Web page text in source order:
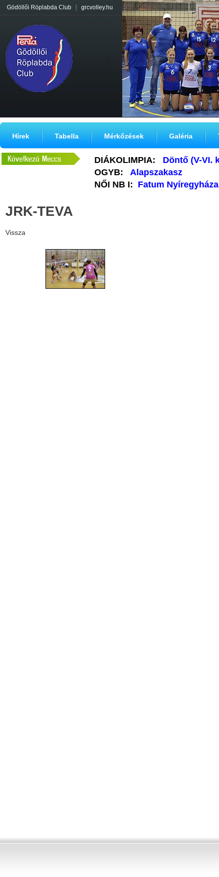
Gödöllői Röplabda Club | grcvolley.hu
Hírek Tabella Mérkőzések Galéria
DIÁKOLIMPIA:
Döntő (V-VI.
OGYB:
Alapszakasz
NŐI NB I: Fatum
JRK-TEVA
Vissza